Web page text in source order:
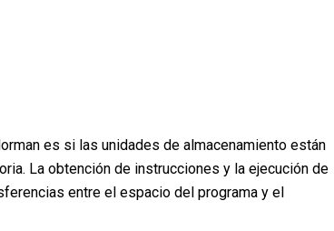
es si las unidades de almacenamiento están
La obtención de instrucciones y la ejecución de
entre el espacio del programa y el